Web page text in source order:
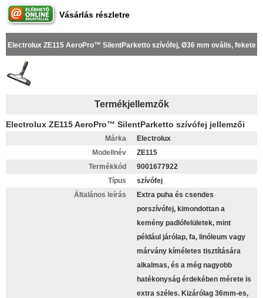
Vásárlás részletre
Electrolux ZE115 AeroPro™ SilentParketto szívófej, Ø36 mm ovális, fekete
Termékjellemzők
Electrolux ZE115 AeroPro™ SilentParketto szívófej jellemzői
Márka
Electrolux
Modellnév
ZE115
Termékkód
9001677922
Típus
szívófej
Általános leírás
Extra puha és csendes
porszívófej, kimondottan a
kemény padlófelületek, mint
például járólap, fa, linóleum vagy
márvány kíméletes tisztítására
alkalmas, és a még nagyobb
hatékonyság érdekében mérete is
extra széles. Kizárólag 36mm-es,